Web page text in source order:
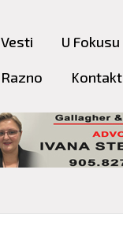
Vesti U Fokusu
Razno Kontakt